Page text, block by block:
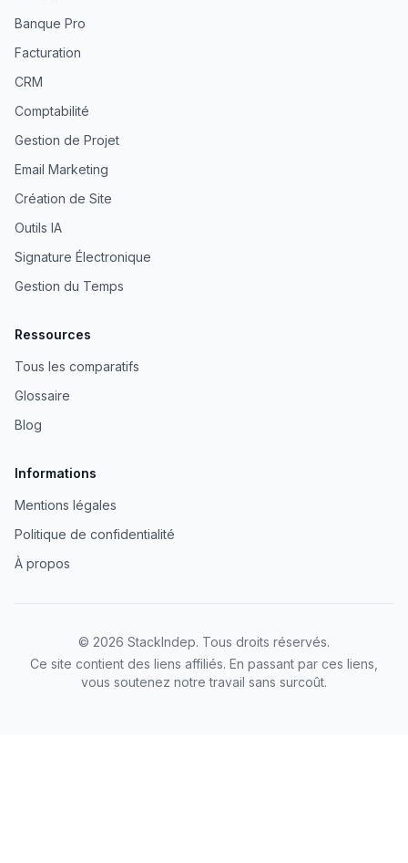
Banque Pro
Facturation
CRM
Comptabilité
Gestion de Projet
Email Marketing
Création de Site
Outils IA
Signature Électronique
Gestion du Temps
Ressources
Tous les comparatifs
Glossaire
Blog
Informations
Mentions légales
Politique de confidentialité
À propos
© 2026 StackIndep. Tous droits réservés.
Ce site contient des liens affiliés. En passant par ces liens,
vous soutenez notre travail sans surcoût.